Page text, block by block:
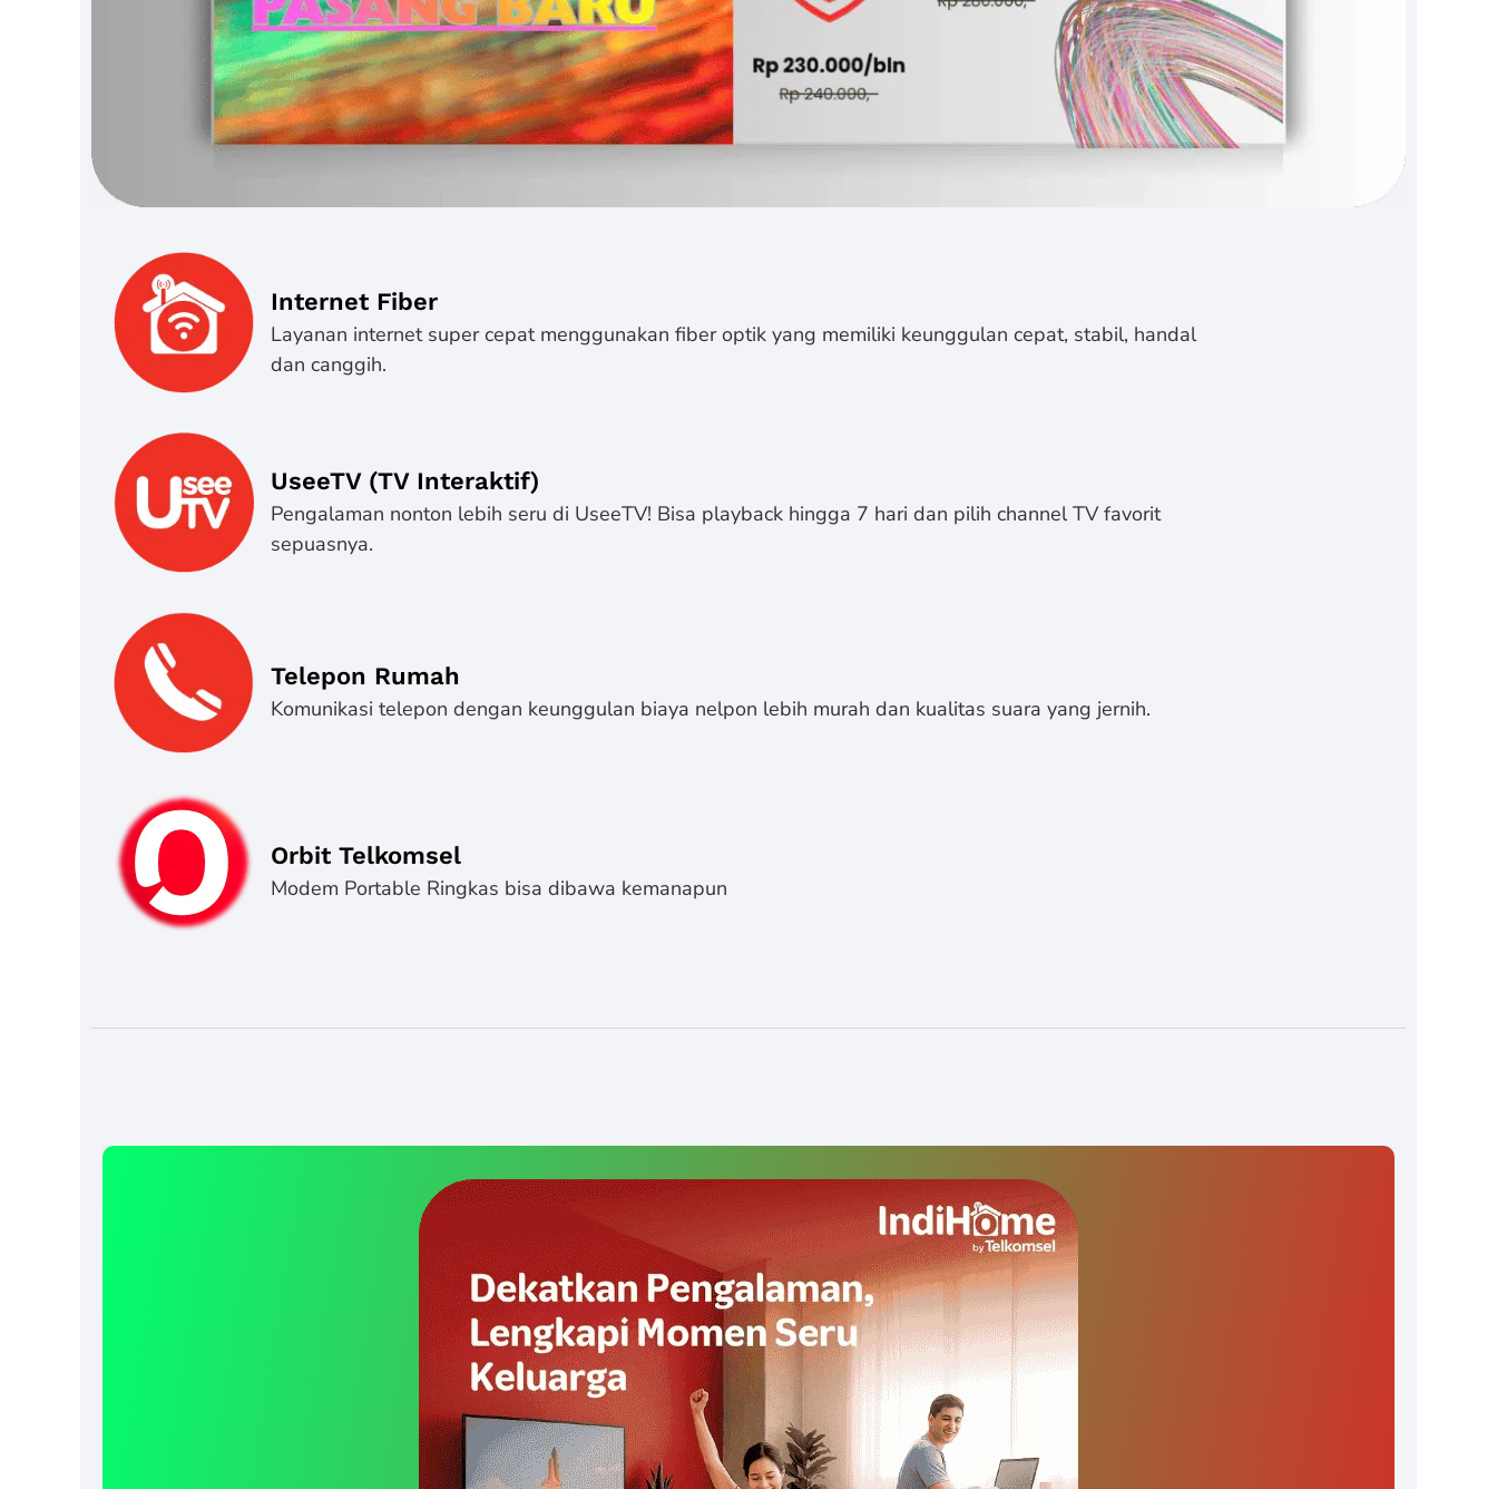
Internet Fiber
Layanan internet super cepat menggunakan fiber optik yang memiliki keunggulan cepat, stabil, handal
dan canggih.
UseeTV (TV Interaktif)
Pengalaman nonton lebih seru di UseeTV! Bisa playback hingga 7 hari dan pilih channel TV favorit
sepuasnya.
Telepon Rumah
Komunikasi telepon dengan keunggulan biaya nelpon lebih murah dan kualitas suara yang jernih.
Orbit Telkomsel
Modem Portable Ringkas bisa dibawa kemanapun